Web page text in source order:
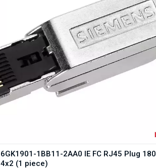
6GK1901-1BB11-2AA0 IE FC RJ45 Plug 180
4x2 (1 piece)